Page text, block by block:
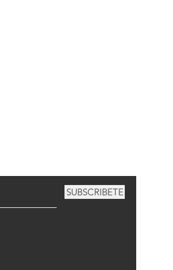
SUBSCRIBETE